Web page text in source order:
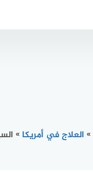
» العلاج في أمريكا »